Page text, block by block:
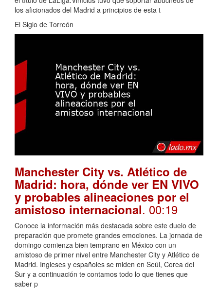
los aficionados del Madrid a principios de esta t
El Siglo de Torreón
Manchester City vs. Atlético de
Madrid: hora, dónde ver EN VIVO
y probables alineaciones por el
amistoso internacional. 00:19
Conoce la información más destacada sobre este duelo de
preparación que promete grandes emociones. La jornada de
domingo comienza bien temprano en México con un
amistoso de primer nivel entre Manchester City y Atlético de
Madrid. Ingleses y españoles se miden en Seúl, Corea del
Sur y a continuación te contamos todo lo que tienes que
saber p